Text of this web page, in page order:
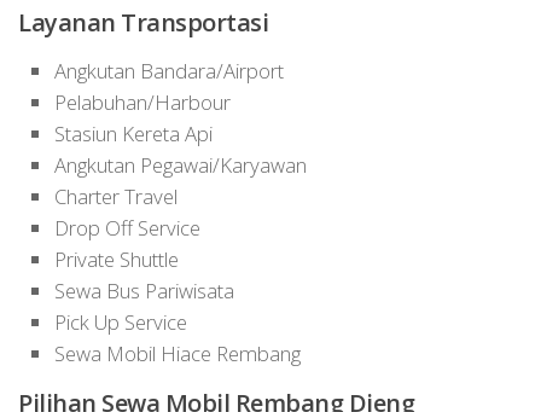
Layanan Transportasi
Angkutan Bandara/Airport
Pelabuhan/Harbour
Stasiun Kereta Api
Angkutan Pegawai/Karyawan
Charter Travel
Drop Off Service
Private Shuttle
Sewa Bus Pariwisata
Pick Up Service
Sewa Mobil Hiace Rembang
Pilihan Sewa Mobil Rembang Dieng